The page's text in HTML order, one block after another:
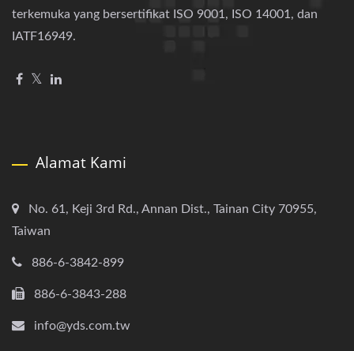
terkemuka yang bersertifikat ISO 9001, ISO 14001, dan
IATF16949.
Alamat Kami
No. 61, Keji 3rd Rd., Annan Dist., Tainan City 70955,
Taiwan
886-6-3842-899
886-6-3843-288
info@yds.com.tw